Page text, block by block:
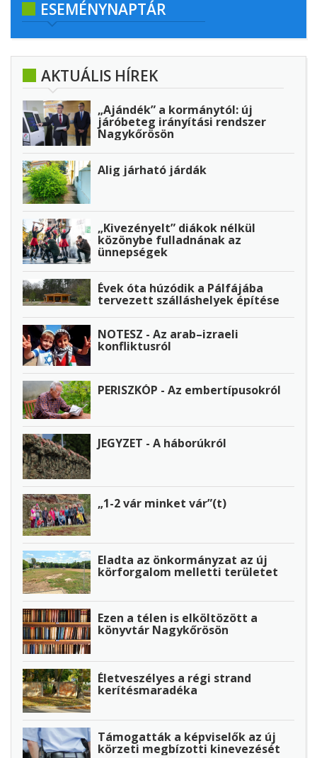
ESEMÉNYNAPTÁR
AKTUÁLIS HÍREK
„Ajándék” a kormánytól: új
járóbeteg irányítási rendszer
Nagykőrösön
Alig járható járdák
„Kivezényelt” diákok nélkül
közönybe fulladnának az
ünnepségek
Évek óta húzódik a Pálfájába
tervezett szálláshelyek építése
NOTESZ - Az arab–izraeli
konfliktusról
PERISZKÓP - Az embertípusokról
JEGYZET - A háborúkról
„1-2 vár minket vár”(t)
Eladta az önkormányzat az új
körforgalom melletti területet
Ezen a télen is elköltözött a
könyvtár Nagykőrösön
Életveszélyes a régi strand
kerítésmaradéka
Támogatták a képviselők az új
körzeti megbízotti kinevezését